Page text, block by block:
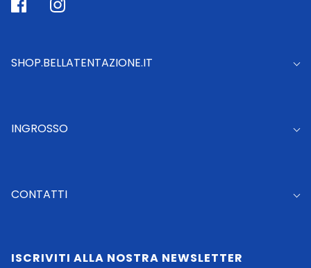
SHOP.BELLATENTAZIONE.IT
INGROSSO
CONTATTI
ISCRIVITI ALLA NOSTRA NEWSLETTER